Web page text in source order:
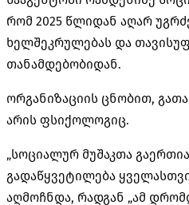
რომ 2025 წლიდან აღარ
ხელშეკრულებას და
თანამდებობიდან.
ორგანიზაციის ცნობით,
არის ფსიქოლოგიც.
„სოციალურ მუშაკთა
გადაწყვეტილება
აღმოჩნდა, რადგან „ამ